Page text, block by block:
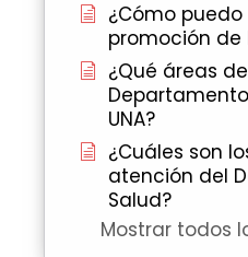
¿Cómo
promoción de
¿Qué áreas
UNA?
¿Cuáles son
atención del
Salud?
Mostrar todos